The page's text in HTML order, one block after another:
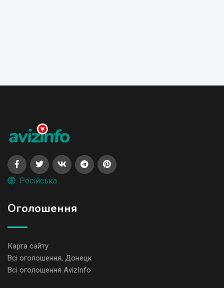
Російська
Оголошення
Карта сайту
Всі оголошення, Донецк
Всі оголошення AvizInfo